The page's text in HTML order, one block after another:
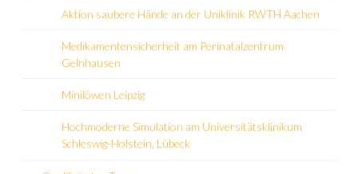
Aktion saubere Hände an der Uniklinik RWTH Aachen
Medikamentensicherheit am Perinatalzentrum
Gelnhausen
Minilöwen Leipzig
Hochmoderne Simulation am Universitätsklinikum
Schleswig-Holstein, Lübeck